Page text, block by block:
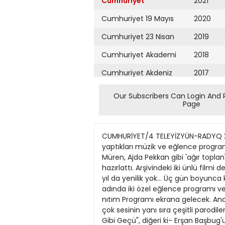
Cumhuriyet 19 Mayıs
Cumhuriyet 23 Nisan
Cumhuriyet Akademi
Cumhuriyet Akdeniz
Cumhuriyet Alışveriş
Cumhuriyet Ankara
Cumhuriyet Büyük
Taaruz
Cumhuriyet
Cumartesi
Cumhuriyet Çevre
2020
2019
2018
2017
2016
2015
2013
2012
2011
2010
2009
Our Subscribers Can Login And
Page
CUMHURİYET/4 TELEYİZYÜN-RADYQ 26 NÎSAN 1990 Bayramda ekran 'geleneksePTRT, Ramazan Bayramı için yine ünlü sanatçıların geçit yaptıkları müzik ve eğlence programları, gelenek, örf ve âdetlerin konu edildiği dizi ve parodilerle dolu üç günlük program hazırladı. Zeki Müren, Ajda Pekkan gibi 'ağır toplan' ekrana çıkarmayı 'başaran' TRT, "Keloğlan" ve "Meddah" dizilerini kurum dışından şirketlere hazırlattı. Arşivindeki iki ünlü filmi de üçe bölerek dizileştirdi. Kultiir Servisi — "Bayram ekranı"nda bu TRT'nin "bayram hazırlıklan" arasında, yıl da yenilik yok... Üç gün boyunca kalaba- "Bayramdan Bayrama'" ve "Merhaba Gece" îık bir sanatçı kadrosuyla ozel öğlence prog- adında iki özel eğlence programı ve iki de di- ramları, bol bol film, dizı ve Eurovision Ta- zi yer alıyor. Özel eğlence programları kapsa- nıtım Programı ekrana gelecek. Ancak tum mında Türk sanat, halk ve hafif müziğinin bir- bu yayınlann içinde dikkati çeken sadece iki çok sesinin yanı sıra çeşitli parodilerle komed- "olay" var: Biri, sineraa tarihinin en önernli yenler de ekrana geliyor. yapıtlarından "Rüzgâr Gibi Geçü", diğeri ki- Erşan Başbug'un hazırladığı "Bayramdan sa bir sure önce sinemalarımızda gösterilen Bayrama" adlı programa, iki gun boyunca Ka- "Varoltnanın Dayanılmaz Hafifliği" adlı fil- yahan, Zeki Muren, Ajda Pekkan, Kamil Sön- min yonetmeni Philip Kaufman'ın "Bir Uçn- mez, Soner Özbilen. Şakir Oner Gunhan, Nu- şun Hikâyesi" filmi. TRT, buyıl "bayram ek- ray Hafiftas, Aşkın Nur Yengi, Nursaç Do- ranı"nı bu iki oldukça uzun filmi üç güne ğanışık, Sureyya Davulcuoglu, Ümit Tokcan, "bölup" kurtarmaya çalışıyor. Hiilya Süer, Zerrin Özer. Nalan Altınors, Niikbet Dunı, Osraan Vağmurdereli, Handan Kara, Meral Mansuroğlu katılıyor. Bayramın uçüncü gunu, Kahraman Afyonoglu ve Tay- fun Dinçer'ın haarladığı "Merhaba Gece" adlı program ekrana geliyor. Ba programda da Muazzez Abacı, Erol Evgin, Çetin Alp, Tol- ga Han ve dans grubu yer alacak. Bayramın özel eğlence programları kapsa- mında, Ali Poyrazoğlu, Nejal Uygur ve Uğur Yücel de hazırladıklan parodilerle izleyiciyi güldürmeye çahşacaklar. Bayramın ikinci ve üçüncü gününde, Ajans A tarafmdan hazırlanan ve Tekin Akmansoy- un canlandırdığı "Meddah" ekrana gelecek. 1. Gün / Perşembe TV ı 06.59 Açılış 07.00 Bayram Namazi Program Edirne Selımıye Camıı 'nden naklen yaytmlanıyor. 07.20 Gün Başhyor 10.00 Haberler 10.10 H a m m l a r İçin Program, saglık, moda. çıçek bakımı ve kadıntara yönelık çesıılı magazın konulanndan otuşuyor. 10.40 Susam Sokağl -lSprogramın hedefleri, yaşına uygun becen gelıstırme,